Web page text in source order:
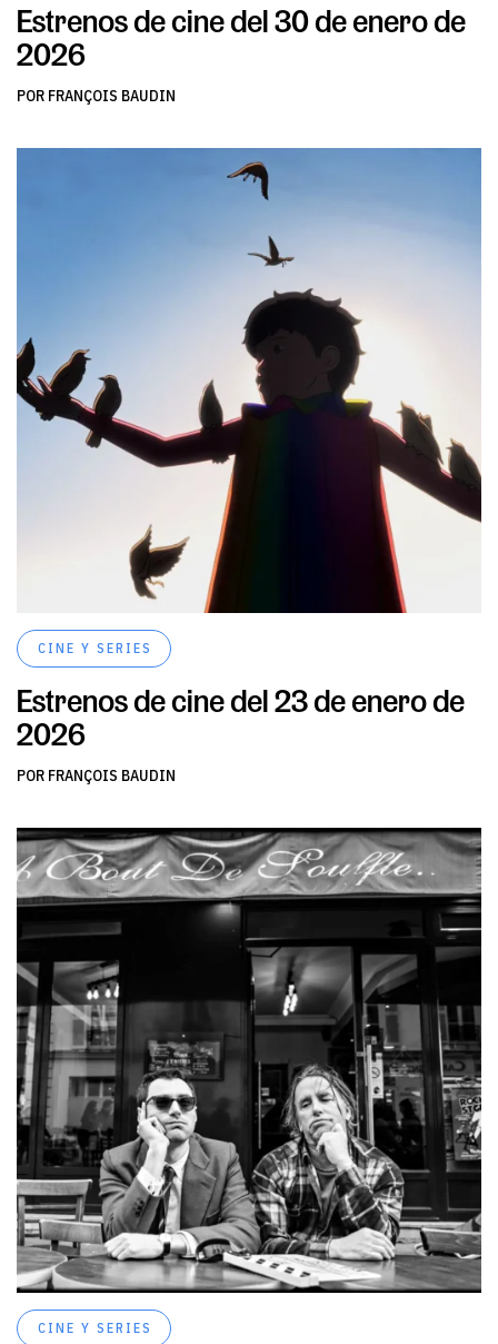
Estrenos de cine del 30 de enero de
2026
POR FRANÇOIS BAUDIN
CINE Y SERIES
Estrenos de cine del 23 de enero de
2026
POR FRANÇOIS BAUDIN
CINE Y SERIES